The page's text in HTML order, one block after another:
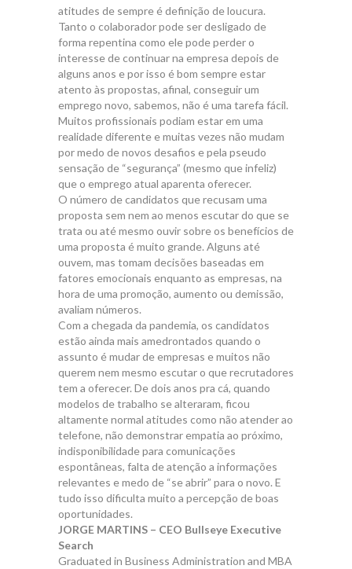
atitudes de sempre é definição de loucura.
Tanto o colaborador pode ser desligado de
forma repentina como ele pode perder o
interesse de continuar na empresa depois de
alguns anos e por isso é bom sempre estar
atento às propostas, afinal, conseguir um
emprego novo, sabemos, não é uma tarefa fácil.
Muitos profissionais podiam estar em uma
realidade diferente e muitas vezes não mudam
por medo de novos desafios e pela pseudo
sensação de “segurança” (mesmo que infeliz)
que o emprego atual aparenta oferecer.
O número de candidatos que recusam uma
proposta sem nem ao menos escutar do que se
trata ou até mesmo ouvir sobre os benefícios de
uma proposta é muito grande. Alguns até
ouvem, mas tomam decisões baseadas em
fatores emocionais enquanto as empresas, na
hora de uma promoção, aumento ou demissão,
avaliam números.
Com a chegada da pandemia, os candidatos
estão ainda mais amedrontados quando o
assunto é mudar de empresas e muitos não
querem nem mesmo escutar o que recrutadores
tem a oferecer. De dois anos pra cá, quando
modelos de trabalho se alteraram, ficou
altamente normal atitudes como não atender ao
telefone, não demonstrar empatia ao próximo,
indisponibilidade para comunicações
espontâneas, falta de atenção a informações
relevantes e medo de “se abrir” para o novo. E
tudo isso dificulta muito a percepção de boas
oportunidades.
JORGE MARTINS – CEO Bullseye Executive
Search
Graduated in Business Administration and MBA